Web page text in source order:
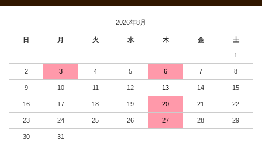
2026年8月
日 月 火 水 木 金 土
1
2 3 4 5 6 7 8
9 10 11 12 13 14 15
16 17 18 19 20 21 22
23 24 25 26 27 28 29
30 31